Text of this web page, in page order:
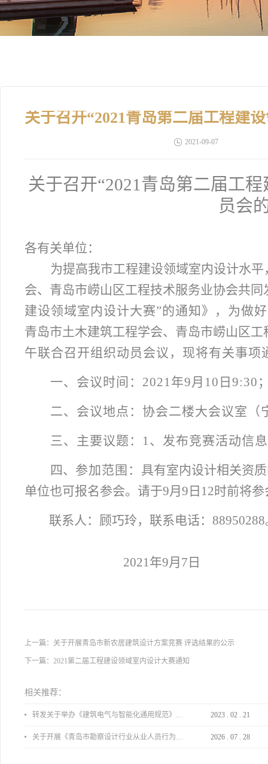
2021-09-07
关于召开“2021青岛第二届工
员会
各有关单位：
为提高我市工程建设领域室内设计水
会、青岛市崂山区工程技术服务业协会共同
建设领域室内设计大赛”的通知》，为做
青岛市土木建筑工程学会、青岛市崂山区
午联合召开组织动员会议，现将有关事项
一、 会议时间：2021年9月10日9:30
二、 会议地点：协会二楼大会议室（
三、 主要议题：1、发布竞赛活动信
四、 参加范围： 具有室内设计相关资
单位也可报名参会。请于9月9日12时前将
联系人：顾巧玲，联系电话：88950288
2021年9月7日
上一篇： 关于开展青岛市新农居建筑设计方案竞赛 评选结果的公示
下一篇： 2021第二届工程建设领域室内设计大赛通知
相关推荐：
转发关于举办《建筑电气与智能化通用规范》 GB55024-2022公益宣贯的通知 2023 . 02 . 21
关于开展《青岛市勘察设计行业从业人员行为导则》、《青岛市住宅工程设计审查品质提升指引（2026版）》宣贯活动的通知 2026 . 07 . 28